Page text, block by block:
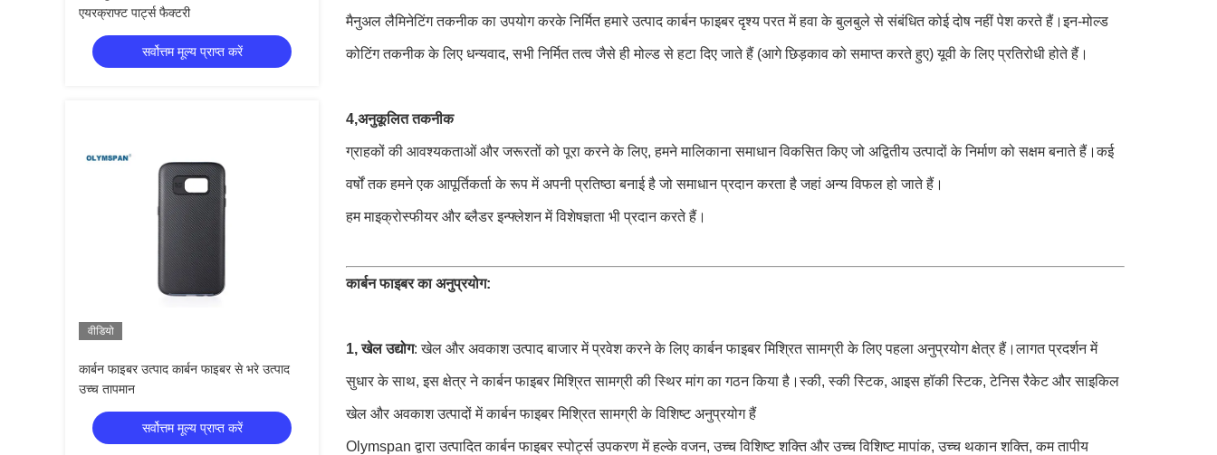
एयरक्राफ्ट पार्ट्स फैक्टरी
सर्वोत्तम मूल्य प्राप्त करें
वीडियो
कार्बन फाइबर उत्पाद कार्बन फाइबर से भरे उत्पाद
उच्च तापमान
सर्वोत्तम मूल्य प्राप्त करें
मैनुअल लैमिनेटिंग तकनीक का उपयोग करके निर्मित हमारे उत्पाद कार्बन फाइबर दृश्य परत में हवा के बुलबुले से संबंधित कोई दोष नहीं पेश करते हैं।इन-मोल्ड
कोटिंग तकनीक के लिए धन्यवाद, सभी निर्मित तत्व जैसे ही मोल्ड से हटा दिए जाते हैं (आगे छिड़काव को समाप्त करते हुए) यूवी के लिए प्रतिरोधी होते हैं।
4,अनुकूलित तकनीक
ग्राहकों की आवश्यकताओं और जरूरतों को पूरा करने के लिए, हमने मालिकाना समाधान विकसित किए जो अद्वितीय उत्पादों के निर्माण को सक्षम बनाते हैं।कई
वर्षों तक हमने एक आपूर्तिकर्ता के रूप में अपनी प्रतिष्ठा बनाई है जो समाधान प्रदान करता है जहां अन्य विफल हो जाते हैं।
हम माइक्रोस्फीयर और ब्लैडर इन्फ्लेशन में विशेषज्ञता भी प्रदान करते हैं।
कार्बन फाइबर का अनुप्रयोग:
1, खेल उद्योग: खेल और अवकाश उत्पाद बाजार में प्रवेश करने के लिए कार्बन फाइबर मिश्रित सामग्री के लिए पहला अनुप्रयोग क्षेत्र हैं।लागत प्रदर्शन में
सुधार के साथ, इस क्षेत्र ने कार्बन फाइबर मिश्रित सामग्री की स्थिर मांग का गठन किया है।स्की, स्की स्टिक, आइस हॉकी स्टिक, टेनिस रैकेट और साइकिल
खेल और अवकाश उत्पादों में कार्बन फाइबर मिश्रित सामग्री के विशिष्ट अनुप्रयोग हैं
Olymspan द्वारा उत्पादित कार्बन फाइबर स्पोर्ट्स उपकरण में हल्के वजन, उच्च विशिष्ट शक्ति और उच्च विशिष्ट मापांक, उच्च थकान शक्ति, कम तापीय